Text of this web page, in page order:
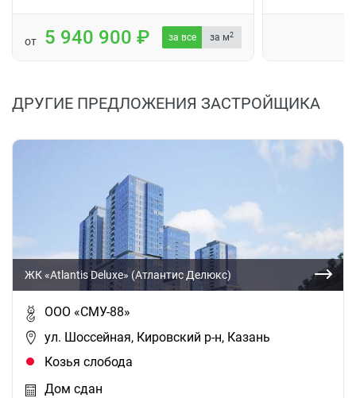
от 5 940 900 за все за м2
ДРУГИЕ ПРЕДЛОЖЕНИЯ ЗАСТРОЙЩИКА
ЖК «Atlantis Deluxe» (Атлантис Делюкс)
ООО «СМУ-88»
ул. Шоссейная, Кировский р-н, Казань
Козья слобода
Дом сдан